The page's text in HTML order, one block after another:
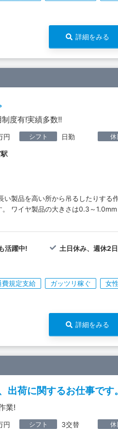
詳細をみる
度有!実績多数!!
円 シフト 日勤 休
製品を高い所から吊るしたりする
ワイヤ製品の大きさは0.3～
活躍中! 土日休み、週休2
費規定支給 ガッツリ稼ぐ 女
詳細をみる
出荷に関するお仕事です。
業!
円 シフト 3交替 休